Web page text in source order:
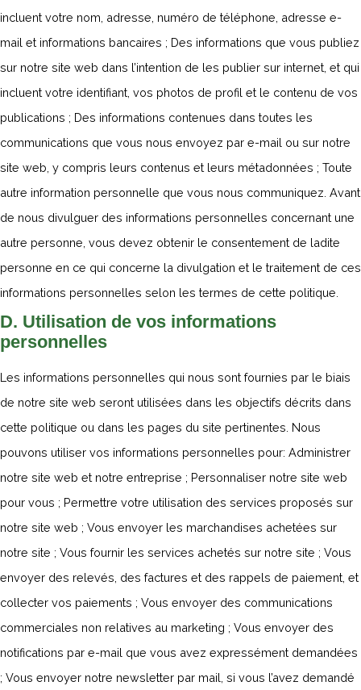
incluent votre nom, adresse, numéro de téléphone, adresse e-
mail et informations bancaires ; Des informations que vous publiez
sur notre site web dans l’intention de les publier sur internet, et qui
incluent votre identifiant, vos photos de profil et le contenu de vos
publications ; Des informations contenues dans toutes les
communications que vous nous envoyez par e-mail ou sur notre
site web, y compris leurs contenus et leurs métadonnées ; Toute
autre information personnelle que vous nous communiquez. Avant
de nous divulguer des informations personnelles concernant une
autre personne, vous devez obtenir le consentement de ladite
personne en ce qui concerne la divulgation et le traitement de ces
informations personnelles selon les termes de cette politique.
D. Utilisation de vos informations
personnelles
Les informations personnelles qui nous sont fournies par le biais
de notre site web seront utilisées dans les objectifs décrits dans
cette politique ou dans les pages du site pertinentes. Nous
pouvons utiliser vos informations personnelles pour: Administrer
notre site web et notre entreprise ; Personnaliser notre site web
pour vous ; Permettre votre utilisation des services proposés sur
notre site web ; Vous envoyer les marchandises achetées sur
notre site ; Vous fournir les services achetés sur notre site ; Vous
envoyer des relevés, des factures et des rappels de paiement, et
collecter vos paiements ; Vous envoyer des communications
commerciales non relatives au marketing ; Vous envoyer des
notifications par e-mail que vous avez expressément demandées
; Vous envoyer notre newsletter par mail, si vous l’avez demandé